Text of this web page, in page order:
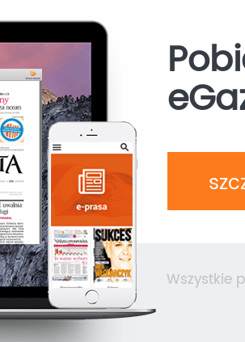
Wszystkie